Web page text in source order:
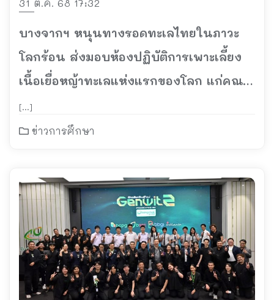
31 ต.ค. 68 17:32
บางจากฯ หนุนทางรอดทะเลไทยในภาวะ
โลกร้อน ส่งมอบห้องปฏิบัติการเพาะเลี้ยง
เนื้อเยื่อหญ้าทะเลแห่งแรกของโลก แก่คณะ
ประมง มหาวิทยาลัยเกษตรศาสตร์
[…]
ข่าวการศึกษา